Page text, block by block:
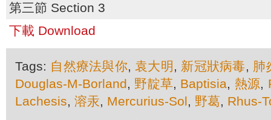
第三節 Section 3
下載 Download
Tags: 自然療法與你,袁大明 , 新冠狀病毒, 肺
Douglas-M-Borland, 野靛草, Baptisia, 熱源,
Lachesis, 溶汞, Mercurius-Sol, 野葛, Rhus-